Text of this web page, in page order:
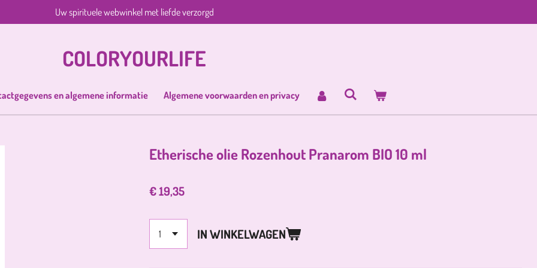
Uw spirituele webwinkel met liefde verzorgd
COLORYOURLIFE
en algemene informatie Algemene voorwaarden en privacy
Etherische olie Rozenhout Pranarom BIO 10 ml
€ 19,35
IN WINKELWAGEN